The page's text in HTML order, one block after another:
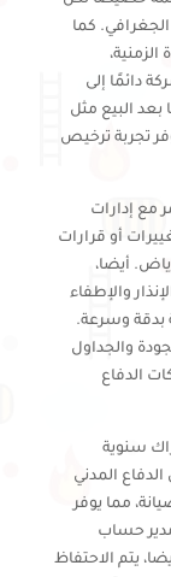
كما
دائمًا إلى
البيع مثل
تجربة ترخيص
مع إدارات
أو قرارات
أيضا،
والإطفاء
بدقة وسرعة.
والجداول
الدفاع
سنوية
المدني
مما يوفر
حساب
يتم الاحتفاظ